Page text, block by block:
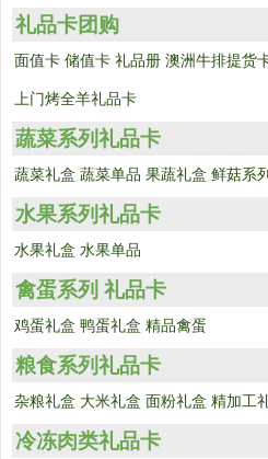
礼品卡团购
面值卡 储值卡 礼品册 澳洲牛排提货
上门烤全羊礼品卡
蔬菜系列礼品卡
蔬菜礼盒 蔬菜单品 果蔬礼盒 鲜菇系列
水果系列礼品卡
水果礼盒 水果单品
禽蛋系列 礼品卡
鸡蛋礼盒 鸭蛋礼盒 精品禽蛋
粮食系列礼品卡
杂粮礼盒 大米礼盒 面粉礼盒 精加工
冷冻肉类礼品卡